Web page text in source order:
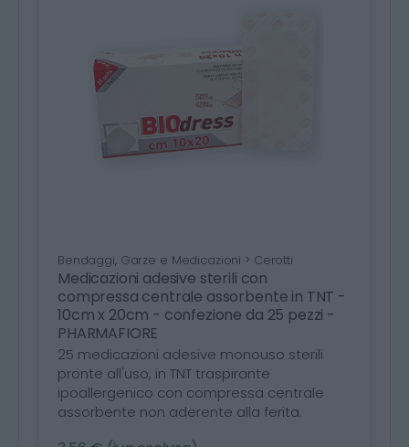
Bendaggi, Garze e Medicazioni > Cerotti
Medicazioni adesive sterili con
compressa centrale assorbente in TNT -
10cm x 20cm - confezione da 25 pezzi -
PHARMAFIORE
25 medicazioni adesive monouso sterili
pronte all'uso, in TNT traspirante
ipoallergenico con compressa centrale
assorbente non aderente alla ferita.